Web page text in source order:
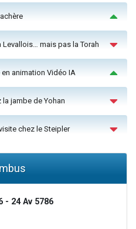
Levallois… mais pas la Torah
en animation Vidéo IA
la jambe de Yohan
chez le Steipler
- 24 Av 5786